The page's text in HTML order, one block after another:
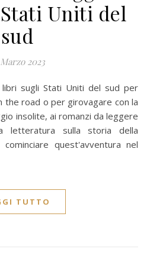
Uniti del
sud
2023
the road o per girovagare con la
insolite, ai romanzi da leggere
letteratura sulla storia della
quest'avventura nel
TUTTO